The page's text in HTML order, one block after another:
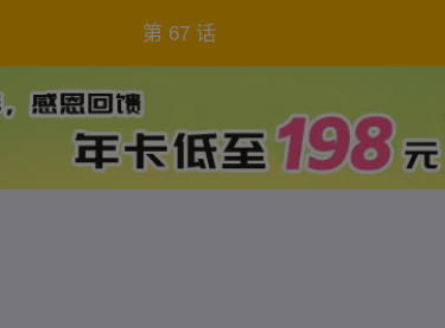
第 67 话